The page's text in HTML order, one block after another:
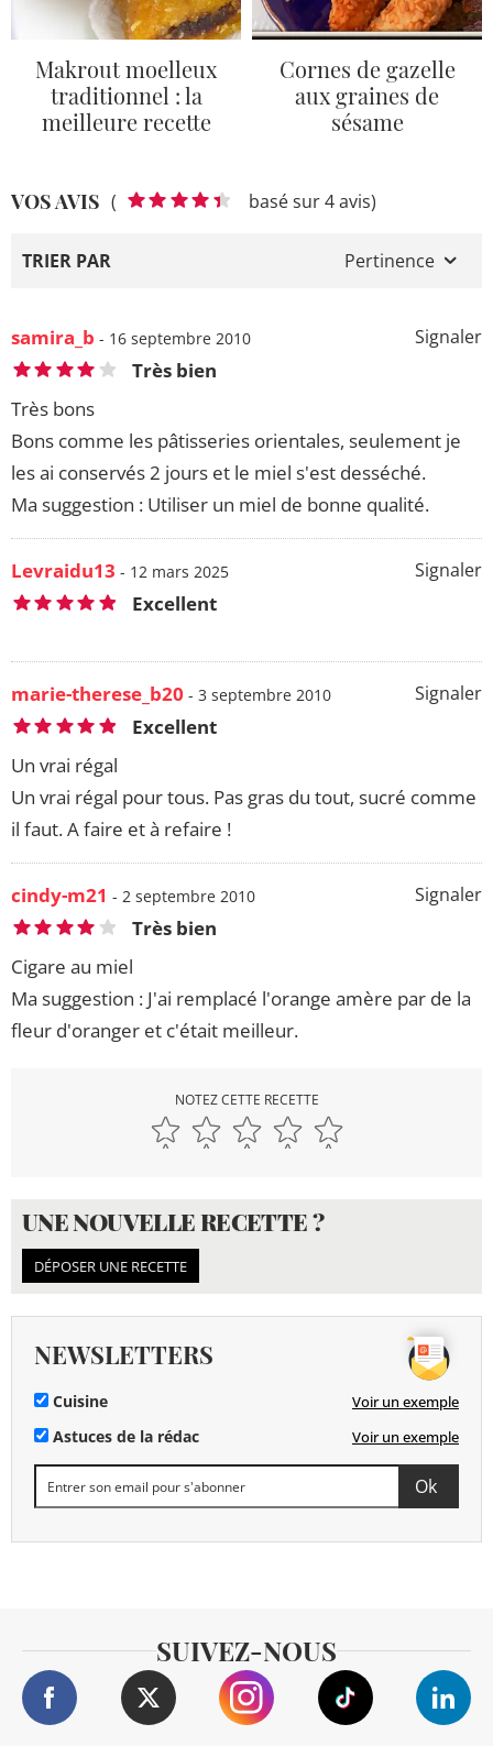
Makrout moelleux
traditionnel : la
meilleure recette
Cornes de gazelle
aux graines de
sésame
VOS AVIS ( basé sur 4 avis)
TRIER PAR Pertinence
Signaler
samira_b - 16 septembre 2010
Très bien
Très bons
Bons comme les pâtisseries orientales, seulement je
les ai conservés 2 jours et le miel s'est desséché.
Ma suggestion : Utiliser un miel de bonne qualité.
Signaler
Levraidu13 - 12 mars 2025
Excellent
Signaler
marie-therese_b20 - 3 septembre 2010
Excellent
Un vrai régal
Un vrai régal pour tous. Pas gras du tout, sucré comme
il faut. A faire et à refaire !
Signaler
cindy-m21 - 2 septembre 2010
Très bien
Cigare au miel
Ma suggestion : J'ai remplacé l'orange amère par de la
fleur d'oranger et c'était meilleur.
NOTEZ CETTE RECETTE
UNE NOUVELLE RECETTE ?
DÉPOSER UNE RECETTE
NEWSLETTERS
Cuisine Voir un exemple
Astuces de la rédac Voir un exemple
SUIVEZ-NOUS